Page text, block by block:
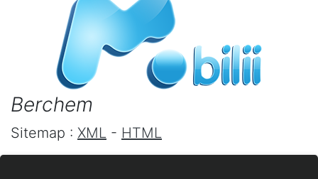
Berchem
Sitemap : XML - HTML